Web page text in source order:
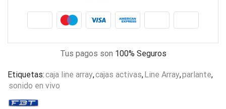
Tus pagos son 100% Seguros
Etiquetas:caja line array,cajas activas,Line Array,parlante,
sonido en vivo